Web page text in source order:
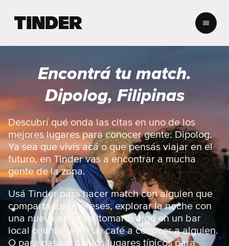
o
e
i
n
d
e
r
Encontrá tu match.
Dipolog, Filipinas
Descubrí qué onda las citas en uno de los
mejores lugares para conocer gente: Dipolog.
Ya sea que vivís acá o que pensás viajar en el
futuro, en Tinder vas a encontrar a mucha
gente de la zona.
Usá Tinder para hacer match con alguien que
comparta tus intereses, explorar la noche con
una nueva amistad, tomarte algo en un bar
local o juntarte en un café a conocer a alguien.
O para pasear por los lugares típicos para